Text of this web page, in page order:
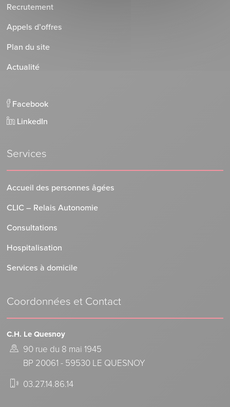
Recrutement
Appels d’offres
Plan du site
Actualité
Facebook
LinkedIn
Services
Accueil des personnes âgées
CLIC – Relais Autonomie
Consultations
Hospitalisation
Services à domicile
Coordonnées et Contact
C.H. Le Quesnoy
90 rue du 8 mai 1945
BP 20061 - 59530 LE QUESNOY
03.27.14.86.14